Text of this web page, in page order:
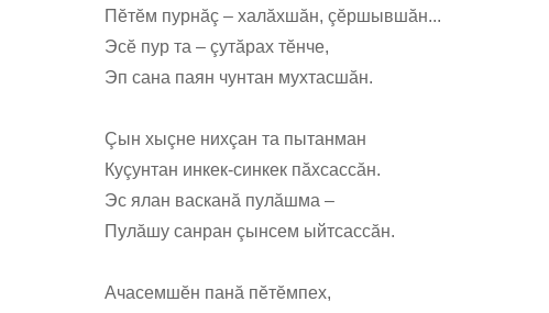
Пĕтĕм пурнăç – халăхшăн, çĕршывшăн...
Эсĕ пур та – çутăрах тĕнче,
Эп сана паян чунтан мухтасшăн.
Çын хыçне нихçан та пытанман
Куçунтан инкек-синкек пăхсассăн.
Эс ялан васканă пулăшма –
Пулăшу санран çынсем ыйтсассăн.
Ачасемшĕн панă пĕтĕмпех,